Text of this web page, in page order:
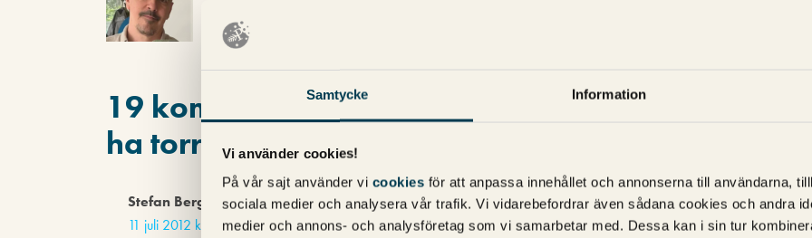
Samtycke Information
Vi använder cookies!
På vår sajt använder vi cookies för att anpassa innehållet och annonserna till användarna,
sociala medier och analysera vår trafik. Vi vidarebefordrar även sådana cookies och andra
medier och annons- och analysföretag som vi samarbetar med. Dessa kan i sin tur
19 kommentarer på "
Skomakarens barn ska
ha torrt på fötterna även inom SEO
Stefan Bergfeldtskriver:
11 juli 2012 kl. 10:57